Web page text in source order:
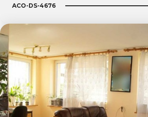
ACO-DS-4676